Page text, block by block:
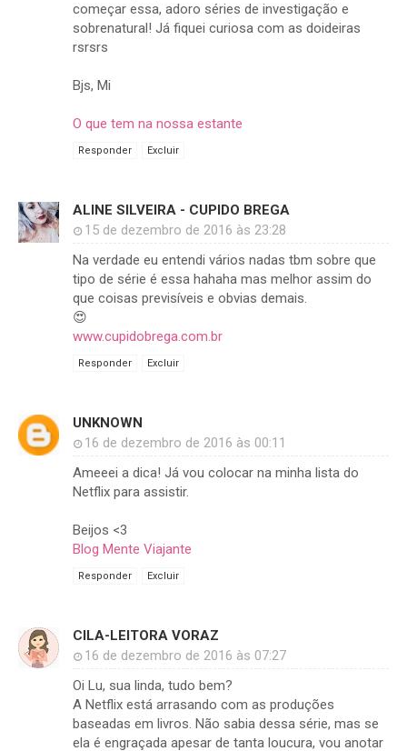
começar essa, adoro séries de investigação e
sobrenatural! Já fiquei curiosa com as doideiras
rsrsrs
Bjs, Mi
O que tem na nossa estante
Responder Excluir
ALINE SILVEIRA - CUPIDO BREGA
15 de dezembro de 2016 às 23:28
Na verdade eu entendi vários nadas tbm sobre que
tipo de série é essa hahaha mas melhor assim do
que coisas previsíveis e obvias demais.
😍
www.cupidobrega.com.br
Responder Excluir
UNKNOWN
16 de dezembro de 2016 às 00:11
Ameeei a dica! Já vou colocar na minha lista do
Netflix para assistir.
Beijos <3
Blog Mente Viajante
Responder Excluir
CILA-LEITORA VORAZ
16 de dezembro de 2016 às 07:27
Oi Lu, sua linda, tudo bem?
A Netflix está arrasando com as produções
baseadas em livros. Não sabia dessa série, mas se
ela é engraçada apesar de tanta loucura, vou anotar